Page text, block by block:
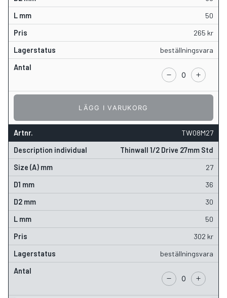
50
265 kr
beställningsvara
LÄGG I VARUKORG
TW08M27
Thinwall 1/2 Drive 27mm Std
27
36
30
50
302 kr
beställningsvara